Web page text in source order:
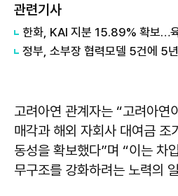
관련기사
한화, KAI 지분 15.89% 확보…
고려아연 관계자는 “고려아
매각과 해외 자회사 대여금 조
동성을 확보했다”며 “이는 차
무구조를 강화하려는 노력의